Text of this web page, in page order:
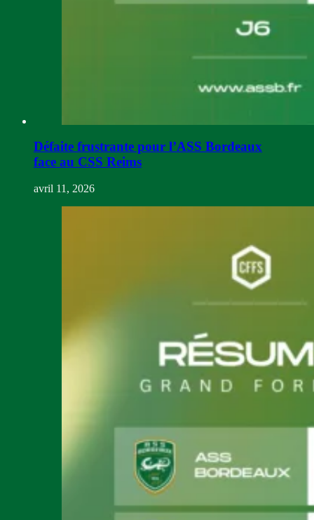
Défaite frustrante pour l’ASS Bordeaux
face au CSS Reims
avril 11, 2026